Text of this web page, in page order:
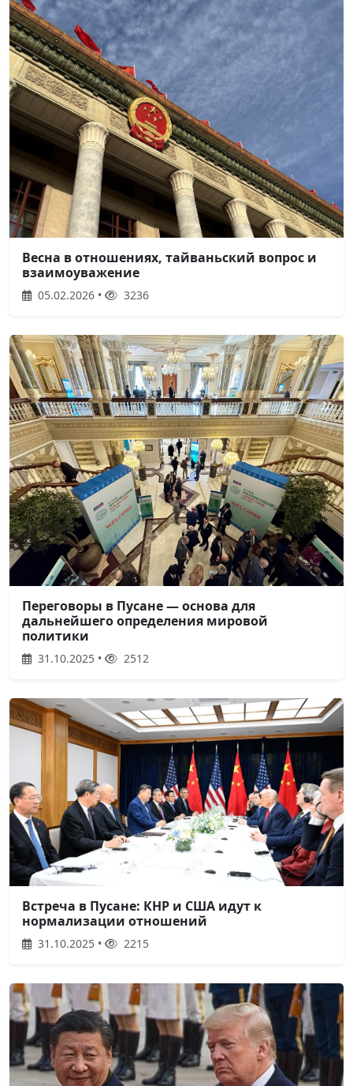
Весна в отношениях, тайваньский вопрос и
взаимоуважение
05.02.2026 • 3236
Переговоры в Пусане — основа для
дальнейшего определения мировой
политики
31.10.2025 • 2512
Встреча в Пусане: КНР и США идут к
нормализации отношений
31.10.2025 • 2215